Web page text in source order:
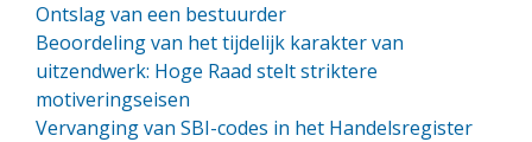
Ontslag van een bestuurder
Beoordeling van het tijdelijk karakter van
uitzendwerk: Hoge Raad stelt striktere
motiveringseisen
Vervanging van SBI-codes in het Handelsregister